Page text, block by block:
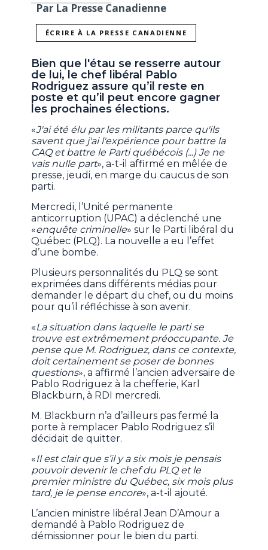
Par La Presse Canadienne
ÉCRIRE À LA PRESSE CANADIENNE
Bien que l'étau se resserre autour
de lui, le chef libéral Pablo
Rodriguez assure qu’il reste en
poste et qu’il peut encore gagner
les prochaines élections.
«J'ai été élu par les militants parce qu'ils
savent que j'ai l'expérience pour battre la
CAQ et battre le Parti québécois (...) Je ne
vais nulle part», a-t-il affirmé en mêlée de
presse, jeudi, en marge du caucus de son
parti.
Mercredi, l’Unité permanente
anticorruption (UPAC) a déclenché une
«enquête criminelle» sur le Parti libéral du
Québec (PLQ). La nouvelle a eu l’effet
d’une bombe.
Plusieurs personnalités du PLQ se sont
exprimées dans différents médias pour
demander le départ du chef, ou du moins
pour qu’il réfléchisse à son avenir.
«La situation dans laquelle le parti se
trouve est extrêmement préoccupante. Je
pense que M. Rodriguez, dans ce contexte,
doit certainement se poser de bonnes
questions», a affirmé l’ancien adversaire de
Pablo Rodriguez à la chefferie, Karl
Blackburn, à RDI mercredi.
M. Blackburn n’a d’ailleurs pas fermé la
porte à remplacer Pablo Rodriguez s’il
décidait de quitter.
«Il est clair que s’il y a six mois je pensais
pouvoir devenir le chef du PLQ et le
premier ministre du Québec, six mois plus
tard, je le pense encore», a-t-il ajouté.
L’ancien ministre libéral Jean D’Amour a
demandé à Pablo Rodriguez de
démissionner pour le bien du parti.